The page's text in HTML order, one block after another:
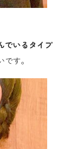
でいるタイプ
す。